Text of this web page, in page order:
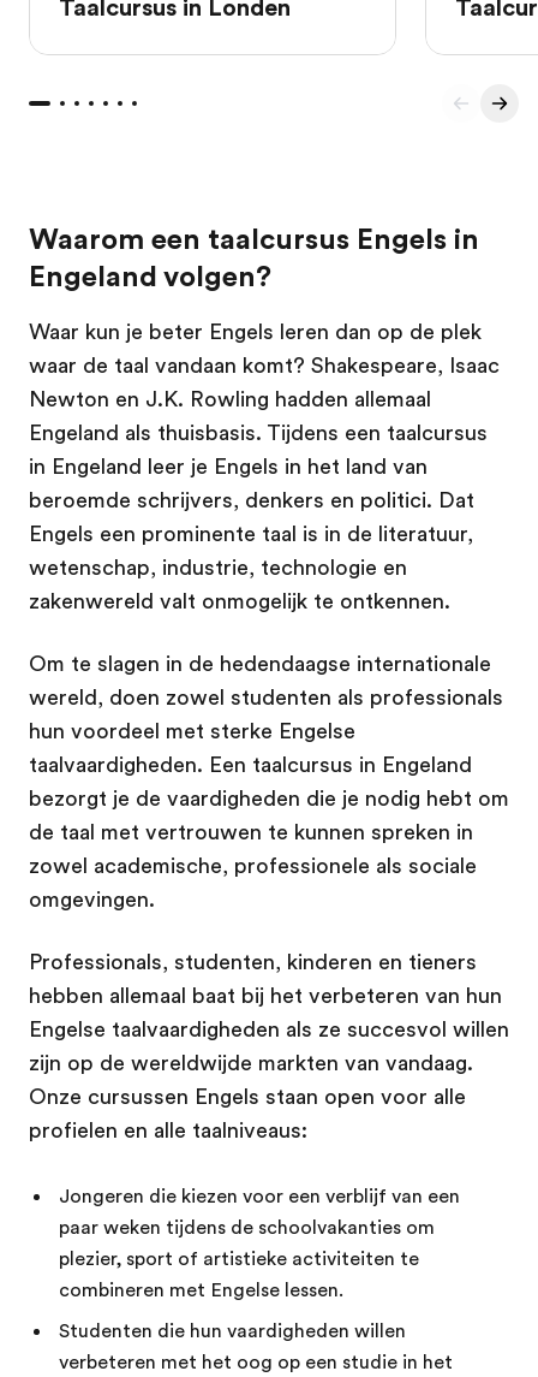
Taalcursus in Londen
Waarom een taalcursus Engels in
Engeland volgen?
Waar kun je beter Engels leren dan op de plek
waar de taal vandaan komt? Shakespeare, Isaac
Newton en J.K. Rowling hadden allemaal
Engeland als thuisbasis. Tijdens een taalcursus
in Engeland leer je Engels in het land van
beroemde schrijvers, denkers en politici. Dat
Engels een prominente taal is in de literatuur,
wetenschap, industrie, technologie en
zakenwereld valt onmogelijk te ontkennen.
Om te slagen in de hedendaagse internationale
wereld, doen zowel studenten als professionals
hun voordeel met sterke Engelse
taalvaardigheden. Een taalcursus in Engeland
bezorgt je de vaardigheden die je nodig hebt om
de taal met vertrouwen te kunnen spreken in
zowel academische, professionele als sociale
omgevingen.
Professionals, studenten, kinderen en tieners
hebben allemaal baat bij het verbeteren van hun
Engelse taalvaardigheden als ze succesvol willen
zijn op de wereldwijde markten van vandaag.
Onze cursussen Engels staan open voor alle
profielen en alle taalniveaus:
Jongeren die kiezen voor een verblijf van een
paar weken tijdens de schoolvakanties om
plezier, sport of artistieke activiteiten te
combineren met Engelse lessen.
Studenten die hun vaardigheden willen
verbeteren met het oog op een studie in het